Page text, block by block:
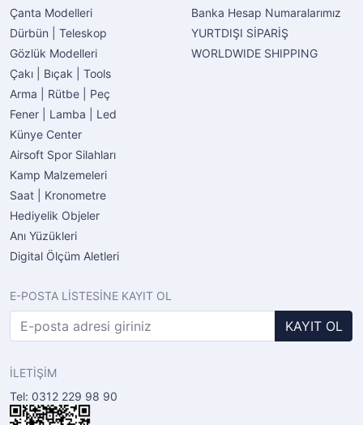
Çanta Modelleri
Dürbün | Teleskop
Gözlük Modelleri
Çakı | Bıçak | Tools
Arma | Rütbe | Peç
Fener | Lamba | Led
Künye Center
Airsoft Spor Silahları
Kamp Malzemeleri
Saat | Kronometre
Hediyelik Objeler
Anı Yüzükleri
Digital Ölçüm Aletleri
Banka Hesap Numaralarımız
YURTDIŞI SİPARİŞ
WORLDWIDE SHIPPING
E-POSTA LİSTESİNE KAYIT OL
KAYIT OL
İLETİŞİM
Tel: 0312 229 98 90